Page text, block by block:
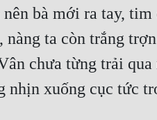
bà mới ra tay,
ta còn trắng
chưa từng trải
nhịn xuống cục tức